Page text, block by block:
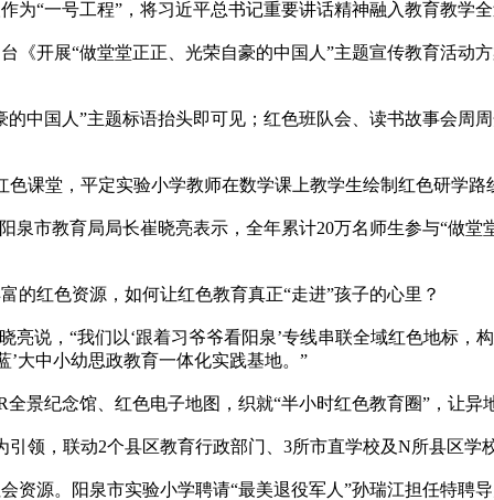
一号工程”，将习近平总书记重要讲话精神融入教育教学
展“做堂堂正正、光荣自豪的中国人”主题宣传教育活动方
国人”主题标语抬头即可见；红色班队会、读书故事会周周
堂，平定实验小学教师在数学课上教学生绘制红色研学
教育局局长崔晓亮表示，全年累计20万名师生参与“做堂
红色资源，如何让红色教育真正“走进”孩子的心里？
，“我们以‘跟着习爷爷看阳泉’专线串联全域红色地标，
’大中小幼思政教育一体化实践基地。”
纪念馆、红色电子地图，织就“半小时红色教育圈”，让异
，联动2个县区教育行政部门、3所市直学校及N所县区学
。阳泉市实验小学聘请“最美退役军人”孙瑞江担任特聘